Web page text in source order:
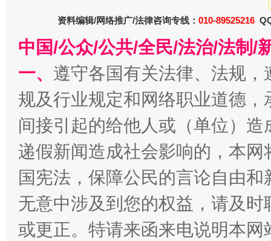
在谋一域中谋全局
今
习近平的博鳌关键词
资料编辑/网络推广/法律咨询专线： 010-89525216
中国/公众/公共/全民/法治/法制/
一、 遵守各国有关法律、法规
规及行业规定和网络职业道德
间接引起的给他人或（单位）
递假新闻造成社会影响的，本
国宪法，保障公民的言论自由
无意中涉及到您的权益，请及
或更正。特请来函来电说明本